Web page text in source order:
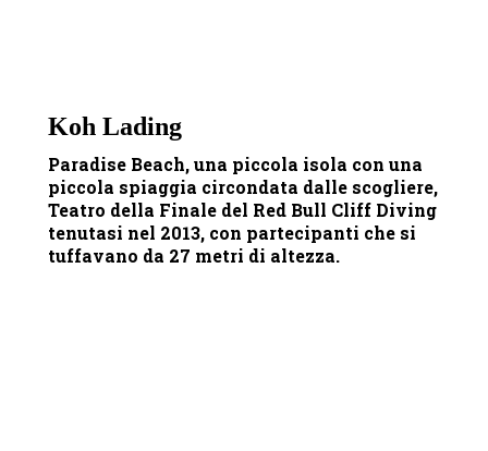
Koh Lading
Paradise Beach, una piccola isola con una
piccola spiaggia circondata dalle scogliere,
Teatro della Finale del Red Bull Cliff Diving
tenutasi nel 2013, con partecipanti che si
tuffavano da 27 metri di altezza.